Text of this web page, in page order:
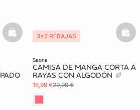
basketfull
saona
CAMISA DE MANGA CORTA A
RAYAS CON ALGODÓN
16,99 €29,99 €
3x2 REBAJAS